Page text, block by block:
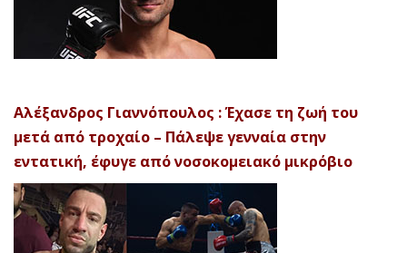
Αλέξανδρος Γιαννόπουλος : Έχασε τη ζωή του
μετά από τροχαίο – Πάλεψε γενναία στην
εντατική, έφυγε από νοσοκομειακό μικρόβιο